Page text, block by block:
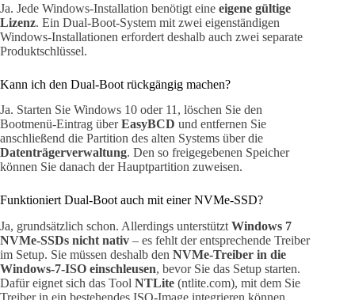
Ja. Jede Windows-Installation benötigt eine eigene gültige
Lizenz. Ein Dual-Boot-System mit zwei eigenständigen
Windows-Installationen erfordert deshalb auch zwei separate
Produktschlüssel.
Kann ich den Dual-Boot rückgängig machen?
Ja. Starten Sie Windows 10 oder 11, löschen Sie den
Bootmenü-Eintrag überEasyBCD und entfernen Sie
anschließend die Partition des alten Systems über die
Datenträgerverwaltung. Den so freigegebenen Speicher
können Sie danach der Hauptpartition zuweisen.
Funktioniert Dual-Boot auch mit einer NVMe-SSD?
Ja, grundsätzlich schon. Allerdings unterstützt Windows 7
NVMe-SSDs nicht nativ – es fehlt der entsprechende Treiber
im Setup. Sie müssen deshalb den NVMe-Treiber in die
Windows-7-ISO einschleusen, bevor Sie das Setup starten.
Dafür eignet sich das Tool NTLite (ntlite.com), mit dem Sie